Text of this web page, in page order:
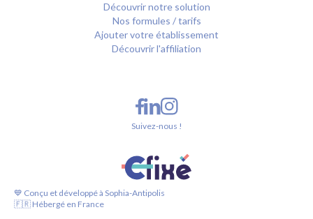
Découvrir notre solution
Nos formules / tarifs
Ajouter votre établissement
Découvrir l'affiliation
💙 Conçu et développé à Sophia-Antipolis
🇫🇷 Hébergé en France
Suivez-nous !